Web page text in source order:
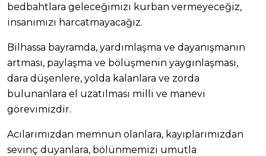
bedbahtlara geleceğimizi kurban vermeyeceğiz,
insanımızı harcatmayacağız.
Bilhassa bayramda, yardımlaşma ve dayanışmanın
artması, paylaşma ve bölüşmenin yaygınlaşması,
dara düşenlere, yolda kalanlara ve zorda
bulunanlara el uzatılması milli ve manevi
görevimizdir.
Acılarımızdan memnun olanlara, kayıplarımızdan
sevinç duyanlara, bölünmemizi umutla